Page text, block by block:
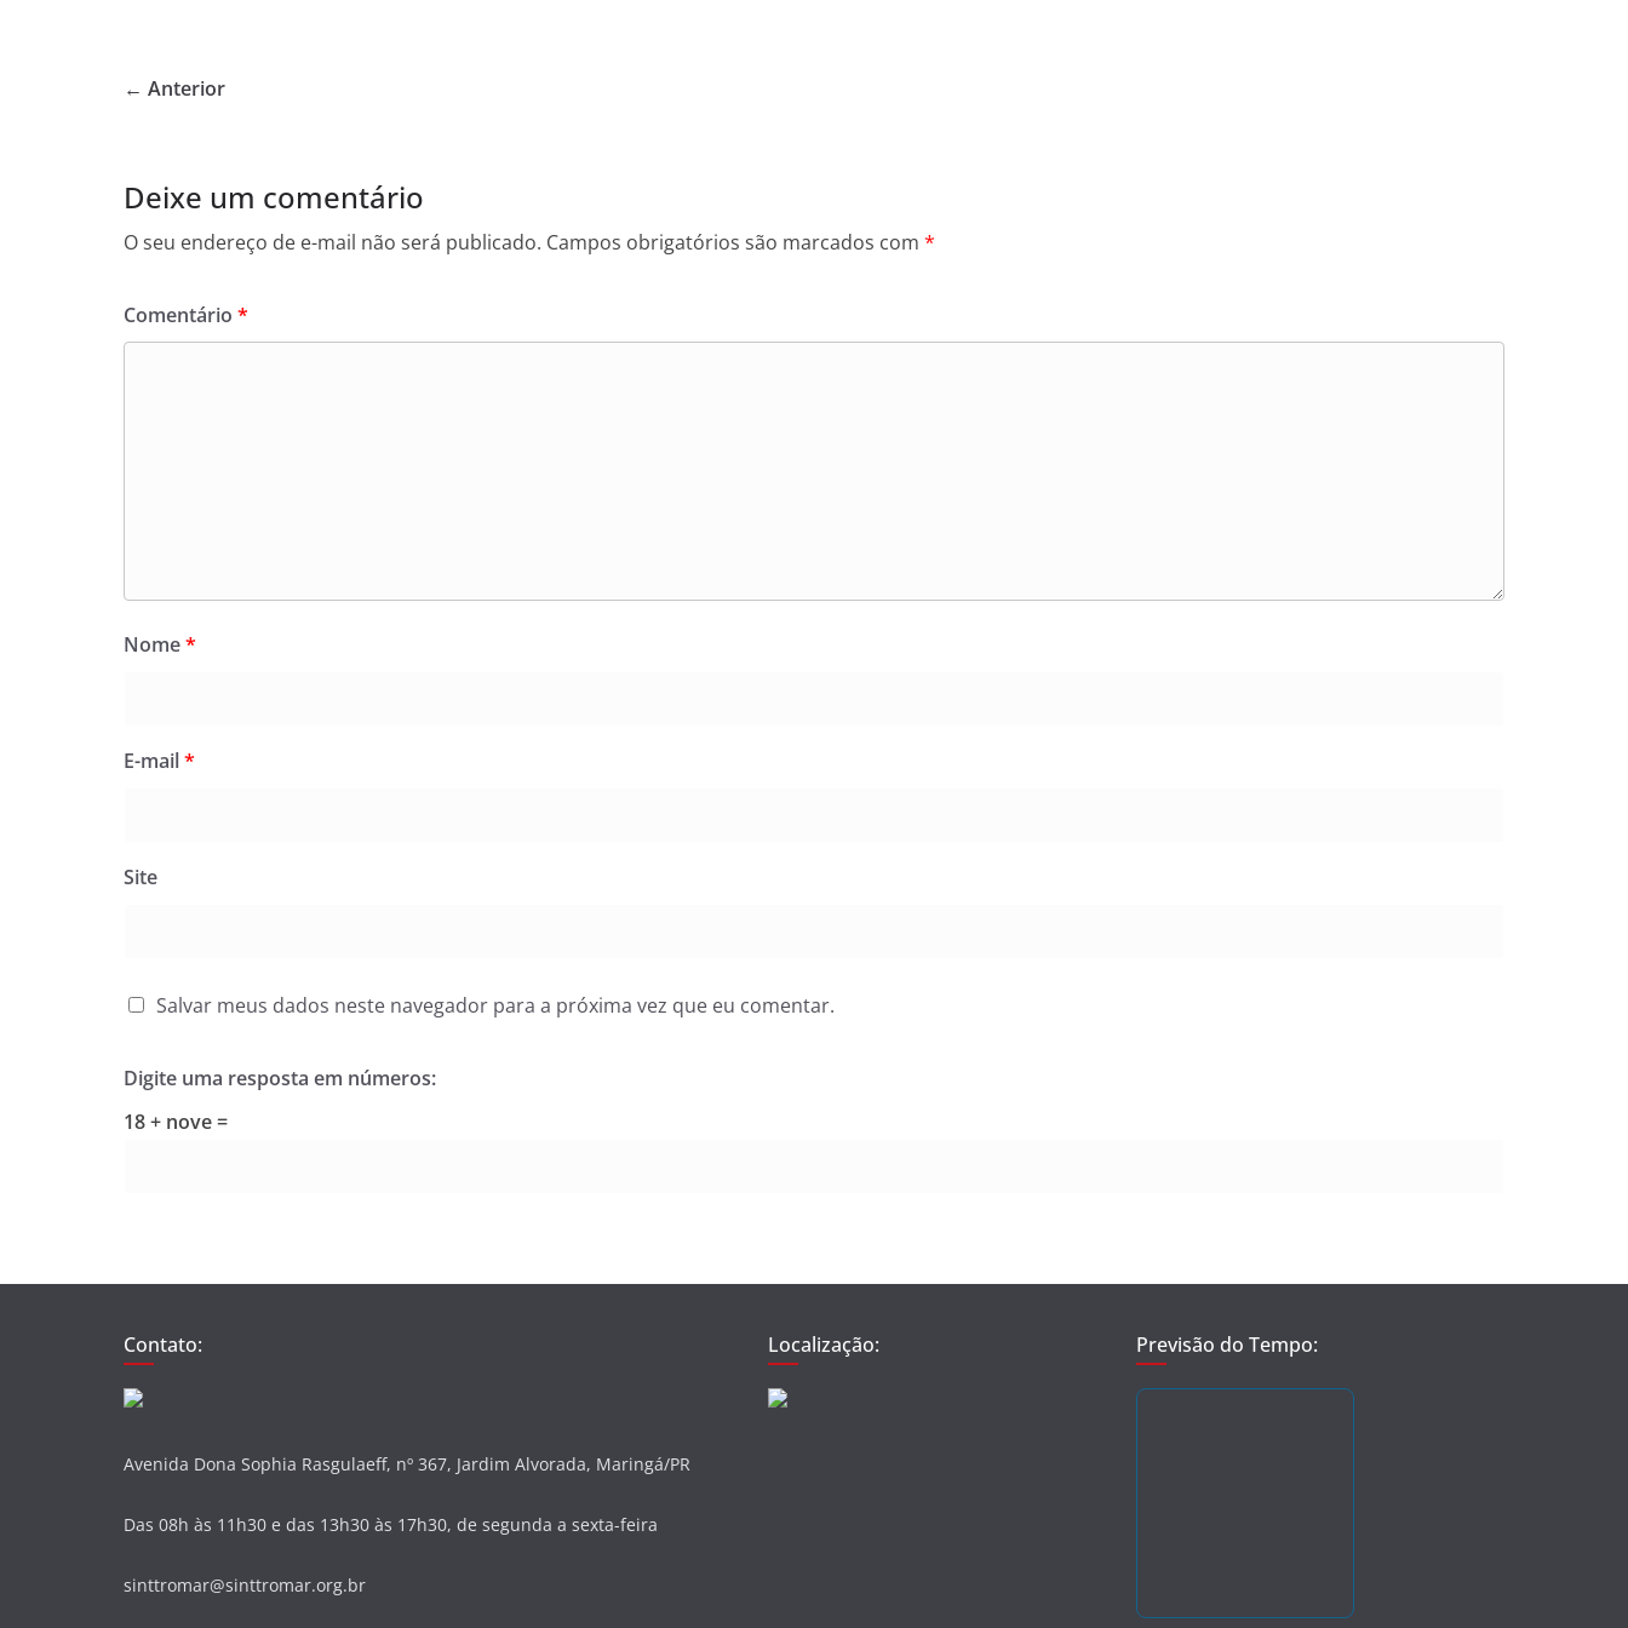
e
o
k
p
← Anterior
Deixe um comentário
O seu endereço de e-mail não será publicado. Campos obrigatórios são marcados com *
Comentário *
Nome*
E-mail*
Site
Salvar meus dados neste navegador para a próxima vez que eu comentar.
Digite uma resposta em números:
18 + nove =
Contato:
Avenida Dona Sophia Rasgulaeff, nº 367, Jardim Alvorada, Maringá/PR
Das 08h às 11h30 e das 13h30 às 17h30, de segunda a sexta-feira
sinttromar@sinttromar.org.br
Localização: Previsão do Tempo: